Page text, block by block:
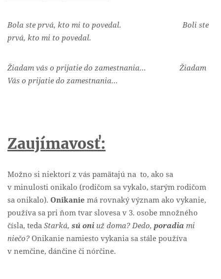
Bola ste prvá, kto mi to povedal. Boli ste
prvá, kto mi to povedal.
Žiadam vás o prijatie do zamestnania… Žiadam
Vás o prijatie do zamestnania…
Zaujímavosť:
Možno si niektorí z vás pamätajú na to, ako sa
v minulosti onikalo (rodičom sa vykalo, starým rodičom
sa onikalo). Onikanie má rovnaký význam ako vykanie,
používa sa pri ňom tvar slovesa v 3. osobe množného
čísla, teda Starká, sú oni už doma? Dedo, poradia mi
niečo? Onikanie namiesto vykania sa stále používa
v nemčine, dánčine či nórčine.